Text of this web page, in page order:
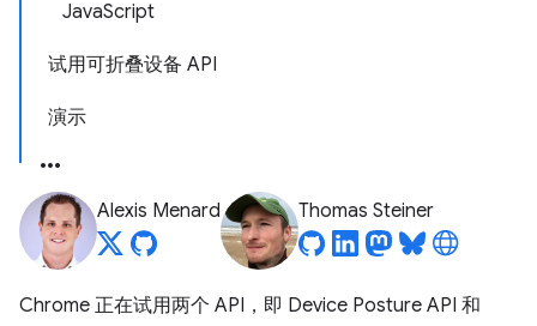
JavaScript
试用可折叠设备 API
演示
Alexis Menard Thomas Steiner
Chrome 正在试用两个 API，即 Device Posture API 和